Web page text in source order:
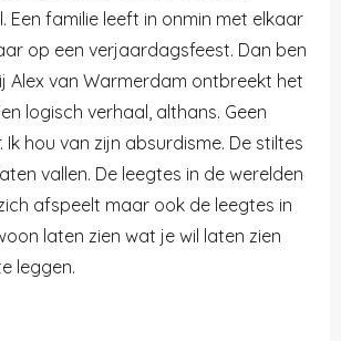
Een familie leeft in onmin met elkaar
op een verjaardagsfeest. Dan ben
Alex van Warmerdam ontbreekt het
logisch verhaal, althans. Geen
Ik hou van zijn absurdisme. De stiltes
vallen. De leegtes in de werelden
afspeelt maar ook de leegtes in
laten zien wat je wil laten zien
leggen.